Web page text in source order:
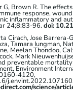
G, Brown R. The
response,
inflammatory and
24;8:83-96.doi:
Jose Barrera-
Tamara Iungman,
Meelan Thondoo,
Mark
preventable
Environment
4120,
science/